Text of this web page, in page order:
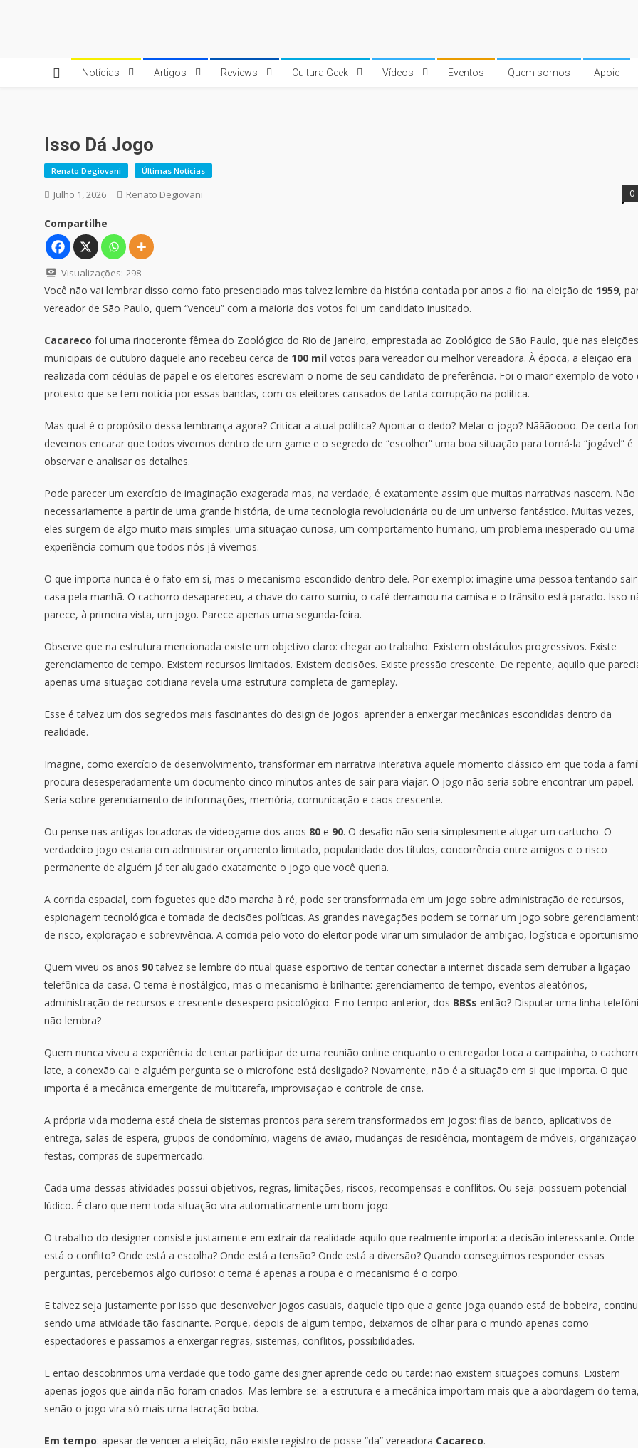
Notícias Artigos Reviews Cultura Geek Vídeos Eventos Quem somos Apoie
Isso Dá Jogo
Renato Degiovani Últimas Notícias
Julho 1, 2026 Renato Degiovani 0
Compartilhe
Visualizações: 298
Você não vai lembrar disso como fato presenciado mas talvez lembre da história contada por anos a fio: na eleição de 1959,
vereador de São Paulo, quem “venceu” com a maioria dos votos foi um candidato inusitado.
Cacareco foi uma rinoceronte fêmea do Zoológico do Rio de Janeiro, emprestada ao Zoológico de São Paulo, que nas eleições
municipais de outubro daquele ano recebeu cerca de 100 mil votos para vereador ou melhor vereadora. À época, a eleição era
realizada com cédulas de papel e os eleitores escreviam o nome de seu candidato de preferência. Foi o maior exemplo de voto
protesto que se tem notícia por essas bandas, com os eleitores cansados de tanta corrupção na política.
Mas qual é o propósito dessa lembrança agora? Criticar a atual política? Apontar o dedo? Melar o jogo? Nãããoooo. De certa
devemos encarar que todos vivemos dentro de um game e o segredo de “escolher” uma boa situação para torná-la “jogável” é
observar e analisar os detalhes.
Pode parecer um exercício de imaginação exagerada mas, na verdade, é exatamente assim que muitas narrativas nascem. Não
necessariamente a partir de uma grande história, de uma tecnologia revolucionária ou de um universo fantástico. Muitas vezes,
eles surgem de algo muito mais simples: uma situação curiosa, um comportamento humano, um problema inesperado ou uma
experiência comum que todos nós já vivemos.
O que importa nunca é o fato em si, mas o mecanismo escondido dentro dele. Por exemplo: imagine uma pessoa tentando
casa pela manhã. O cachorro desapareceu, a chave do carro sumiu, o café derramou na camisa e o trânsito está parado. Isso
parece, à primeira vista, um jogo. Parece apenas uma segunda-feira.
Observe que na estrutura mencionada existe um objetivo claro: chegar ao trabalho. Existem obstáculos progressivos. Existe
gerenciamento de tempo. Existem recursos limitados. Existem decisões. Existe pressão crescente. De repente, aquilo que
apenas uma situação cotidiana revela uma estrutura completa de gameplay.
Esse é talvez um dos segredos mais fascinantes do design de jogos: aprender a enxergar mecânicas escondidas dentro da
realidade.
Imagine, como exercício de desenvolvimento, transformar em narrativa interativa aquele momento clássico em que toda a
procura desesperadamente um documento cinco minutos antes de sair para viajar. O jogo não seria sobre encontrar um papel.
Seria sobre gerenciamento de informações, memória, comunicação e caos crescente.
Ou pense nas antigas locadoras de videogame dos anos 80 e 90. O desafio não seria simplesmente alugar um cartucho. O
verdadeiro jogo estaria em administrar orçamento limitado, popularidade dos títulos, concorrência entre amigos e o risco
permanente de alguém já ter alugado exatamente o jogo que você queria.
A corrida espacial, com foguetes que dão marcha à ré, pode ser transformada em um jogo sobre administração de recursos,
espionagem tecnológica e tomada de decisões políticas. As grandes navegações podem se tornar um jogo sobre
de risco, exploração e sobrevivência. A corrida pelo voto do eleitor pode virar um simulador de ambição, logística e
Quem viveu os anos 90talvez se lembre do ritual quase esportivo de tentar conectar a internet discada sem derrubar a ligação
telefônica da casa. O tema é nostálgico, mas o mecanismo é brilhante: gerenciamento de tempo, eventos aleatórios,
administração de recursos e crescente desespero psicológico. E no tempo anterior, dos BBSs então? Disputar uma linha
não lembra?
Quem nunca viveu a experiência de tentar participar de uma reunião online enquanto o entregador toca a campainha, o
late, a conexão cai e alguém pergunta se o microfone está desligado? Novamente, não é a situação em si que importa. O que
importa é a mecânica emergente de multitarefa, improvisação e controle de crise.
A própria vida moderna está cheia de sistemas prontos para serem transformados em jogos: filas de banco, aplicativos de
entrega, salas de espera, grupos de condomínio, viagens de avião, mudanças de residência, montagem de móveis,
festas, compras de supermercado.
Cada uma dessas atividades possui objetivos, regras, limitações, riscos, recompensas e conflitos. Ou seja: possuem potencial
lúdico. É claro que nem toda situação vira automaticamente um bom jogo.
O trabalho do designer consiste justamente em extrair da realidade aquilo que realmente importa: a decisão interessante. Onde
está o conflito? Onde está a escolha? Onde está a tensão? Onde está a diversão? Quando conseguimos responder essas
perguntas, percebemos algo curioso: o tema é apenas a roupa e o mecanismo é o corpo.
E talvez seja justamente por isso que desenvolver jogos casuais, daquele tipo que a gente joga quando está de bobeira,
sendo uma atividade tão fascinante. Porque, depois de algum tempo, deixamos de olhar para o mundo apenas como
espectadores e passamos a enxergar regras, sistemas, conflitos, possibilidades.
E então descobrimos uma verdade que todo game designer aprende cedo ou tarde: não existem situações comuns. Existem
apenas jogos que ainda não foram criados. Mas lembre-se: a estrutura e a mecânica importam mais que a abordagem do
senão o jogo vira só mais uma lacração boba.
Em tempo: apesar de vencer a eleição, não existe registro de posse “da” vereadora Cacareco.